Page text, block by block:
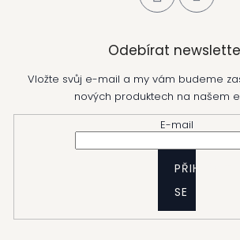
Odebírat
Vložte svůj e-mail a my vám budeme
nových produktech na našem
E-mail
PŘIHLÁSIT
SE